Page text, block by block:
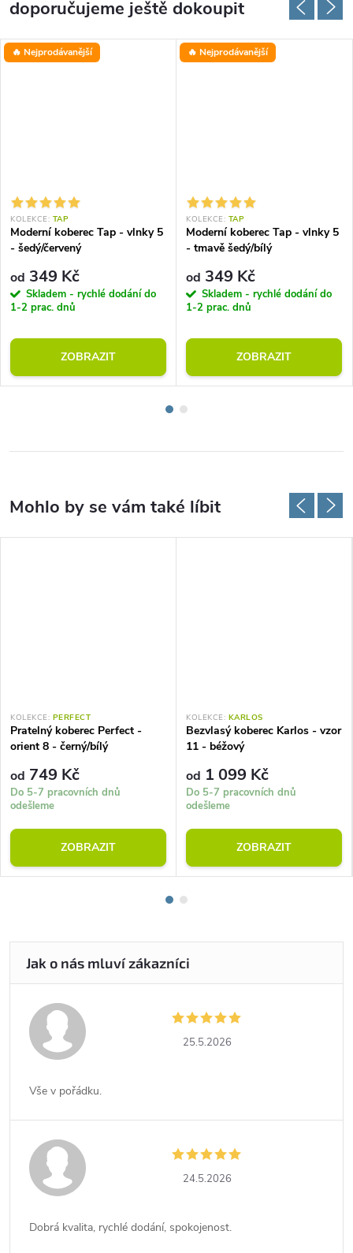
doporučujeme ještě dokoupit
🔥 Nejprodávanější
KOLEKCE: TAP
Moderní koberec Tap - vlnky 5
- šedý/červený
od 349 Kč
Skladem - rychlé dodání do
1-2 prac. dnů
ZOBRAZIT
🔥 Nejprodávanější
KOLEKCE: TAP
Moderní koberec Tap - vlnky 5
- tmavě šedý/bílý
od 349 Kč
Skladem - rychlé dodání do
1-2 prac. dnů
ZOBRAZIT
KOLEKCE: PERFECT
Pratelný koberec Perfect -
orient 8 - černý/bílý
od 749 Kč
Do 5-7 pracovních dnů
odešleme
ZOBRAZIT
KOLEKCE: KARLOS
Bezvlasý koberec Karlos - vzor
11 - béžový
od 1 099 Kč
Do 5-7 pracovních dnů
odešleme
ZOBRAZIT
25.5.2026
Vše v pořádku.
24.5.2026
Dobrá kvalita, rychlé dodání, spokojenost.